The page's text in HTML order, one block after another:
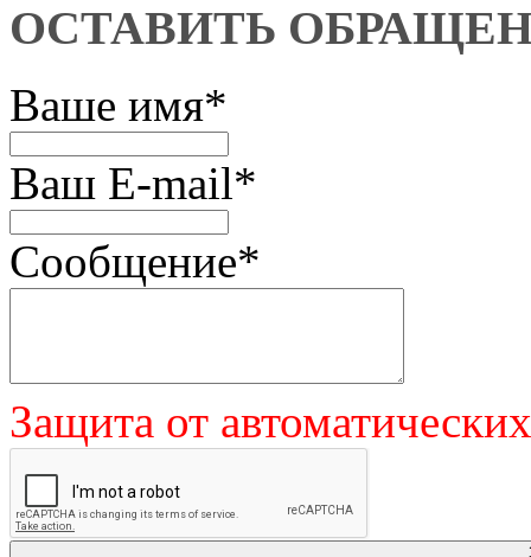
ОСТАВИТЬ
Ваше имя*
Ваш E-mail*
Сообщение*
Защита от